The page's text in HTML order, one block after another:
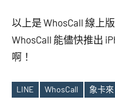
以上是 WhosCall 線上
WhosCall 能儘快推出
啊！
Tags
LINE WhosCall 象卡來